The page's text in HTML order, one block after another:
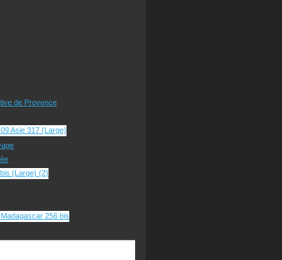
de Provence